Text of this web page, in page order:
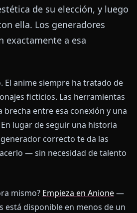
de su elección, y luego
ella. Los generadores
exactamente a esa
El anime siempre ha tratado de
ficticios. Las herramientas
brecha entre esa conexión y una
lugar de seguir una historia
correcto te da las
— sin necesidad de talento
mismo? Empieza en Anione—
está disponible en menos de un